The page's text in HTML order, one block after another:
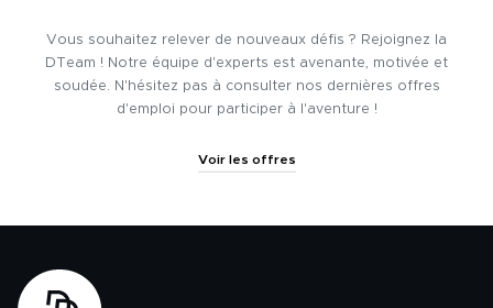
Vous souhaitez relever de nouveaux défis ? Rejoignez la
DTeam ! Notre équipe d'experts est avenante, motivée et
soudée. N'hésitez pas à consulter nos dernières offres
d'emploi pour participer à l'aventure !
Voir les offres